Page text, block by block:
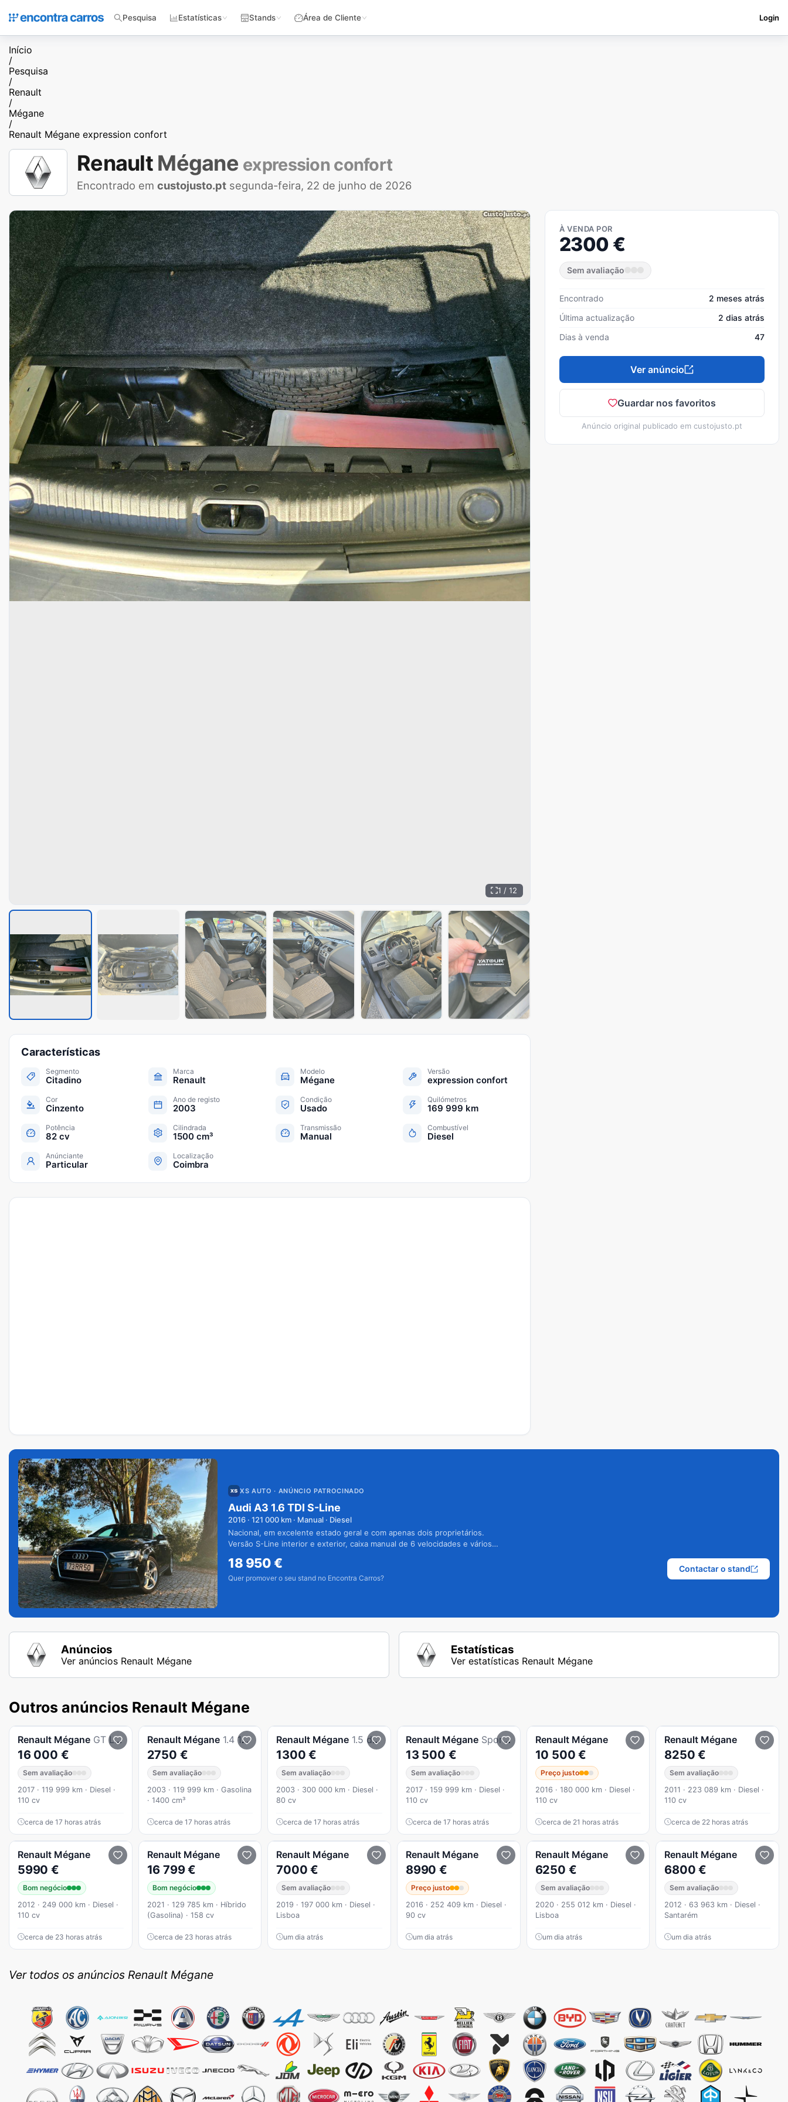
Pesquisa Estatísticas Stands Área de Cliente Login
Início
/
Pesquisa
/
Renault
/
Mégane
/
Renault Mégane expression confort
Renault Mégane expression confort
Encontrado em custojusto.pt segunda-feira, 22 de junho de 2026
1 / 12
À VENDA POR
2300 €
Sem avaliação
Encontrado
2 meses atrás
Última actualização
2 dias atrás
Dias à venda
47
Ver anúncio
Guardar nos favoritos
Anúncio original publicado em custojusto.pt
Características
Segmento
Citadino
Marca
Renault
Modelo
Mégane
Versão
expression confort
Cor
Cinzento
Ano de registo
2003
Condição
Usado
Quilómetros
169 999 km
Potência
82 cv
Cilindrada
1500 cm³
Transmissão
Manual
Combustível
Diesel
Anúnciante
Particular
Localização
Coimbra
XS AUTO · ANÚNCIO PATROCINADO
Audi A3 1.6 TDI S-Line
2016 · 121 000 km · Manual · Diesel
Nacional, em excelente estado geral e com apenas dois proprietários.
Versão S-Line interior e exterior, caixa manual de 6 velocidades e vários
18 950€
Quer promover o seu stand no Encontra Carros?
Contactar o stand
Anúncios
Ver anúncios Renault Mégane
Estatísticas
Ver estatísticas Renault Mégane
Outros anúncios Renault Mégane
Renault Mégane GT Line 1.5 DCi 110 CV
16 000 €
Sem avaliação
2017 · 119 999 km · Diesel ·
110 cv
cerca de 17 horas atrás
Renault Mégane 1.4 16v | apenas 118.000 km reais | ipo 2027
2750 €
Sem avaliação
2003 · 119 999 km · Gasolina
· 1400 cm³
cerca de 17 horas atrás
Renault Mégane 1.5 dCi Confort
1300 €
Sem avaliação
2003 · 300 000 km · Diesel ·
80 cv
cerca de 17 horas atrás
Renault Mégane Sport Tourer 1.5 dCi Bose Edition
13 500 €
Sem avaliação
2017 · 159 999 km · Diesel ·
110 cv
cerca de 17 horas atrás
Renault Mégane
10 500 €
Preço justo
2016 · 180 000 km · Diesel ·
110 cv
cerca de 21 horas atrás
Renault Mégane
8250 €
Sem avaliação
2011 · 223 089 km · Diesel ·
110 cv
cerca de 22 horas atrás
Renault Mégane
5990 €
Bom negócio
2012 · 249 000 km · Diesel ·
110 cv
cerca de 23 horas atrás
Renault Mégane
16 799 €
Bom negócio
2021 · 129 785 km · Híbrido
(Gasolina) · 158 cv
cerca de 23 horas atrás
Renault Mégane
7000 €
Sem avaliação
2019 · 197 000 km · Diesel ·
Lisboa
um dia atrás
Renault Mégane
8990 €
Preço justo
2016 · 252 409 km · Diesel ·
90 cv
um dia atrás
Renault Mégane
6250 €
Sem avaliação
2020 · 255 012 km · Diesel ·
Lisboa
um dia atrás
Renault Mégane
6800 €
Sem avaliação
2012 · 63 963 km · Diesel ·
Santarém
um dia atrás
Ver todos os anúncios Renault Mégane